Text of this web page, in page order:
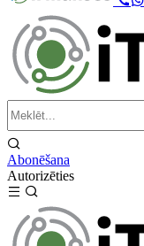
Abonēšana
Autorizēties